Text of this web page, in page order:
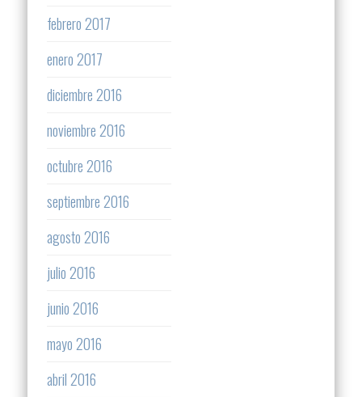
febrero 2017
enero 2017
diciembre 2016
noviembre 2016
octubre 2016
septiembre 2016
agosto 2016
julio 2016
junio 2016
mayo 2016
abril 2016